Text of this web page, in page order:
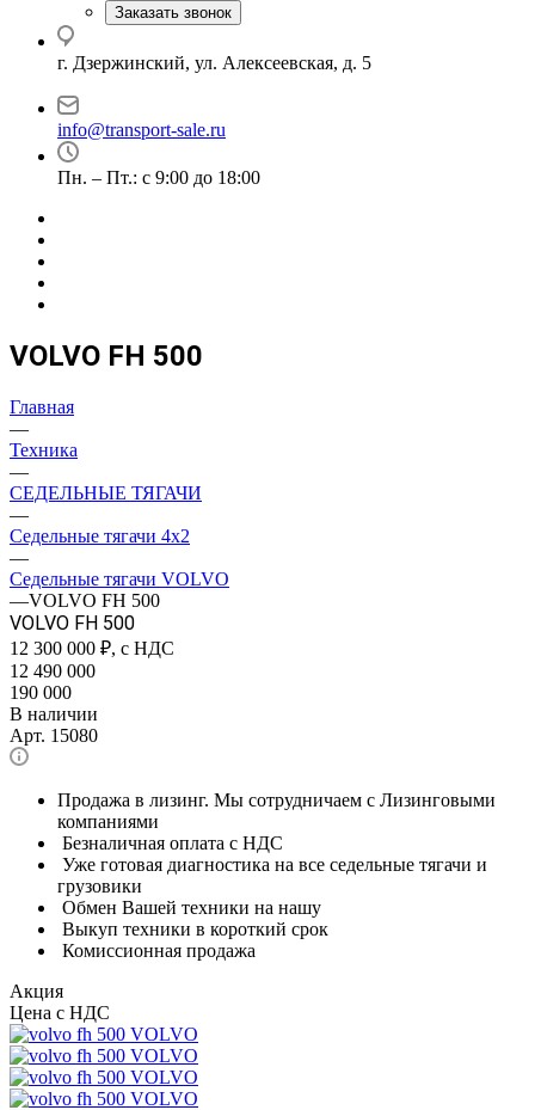
Заказать звонок
г. Дзержинский, ул. Алексеевская, д. 5
info@transport-sale.ru
Пн. – Пт.: с 9:00 до 18:00
VOLVO FH 500
Главная
—
Техника
—
СЕДЕЛЬНЫЕ ТЯГАЧИ
—
Седельные тягачи 4x2
—
Седельные тягачи VOLVO
—VOLVO FH 500
VOLVO FH 500
12 300 000 ₽, с НДС
12 490 000
190 000
В наличии
Арт. 15080
Продажа в лизинг. Мы сотрудничаем с Лизинговыми
компаниями
Безналичная оплата с НДС
Уже готовая диагностика на все седельные тягачи и
грузовики
Обмен Вашей техники на нашу
Выкуп техники в короткий срок
Комиссионная продажа
Акция
Цена с НДС